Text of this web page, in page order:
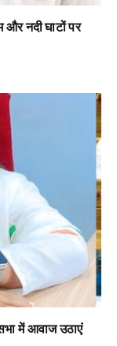
नदी घाटों पर
में आवाज उठाएं